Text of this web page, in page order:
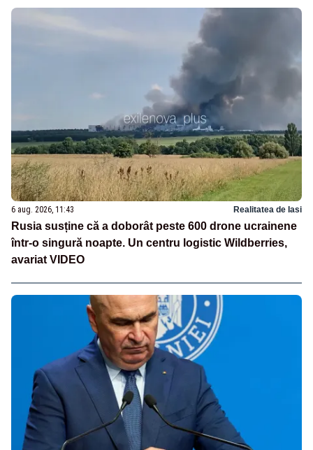
6 aug. 2026, 11:43 Realitatea de Iasi
Rusia susține că a doborât peste 600 drone ucrainene
într-o singură noapte. Un centru logistic Wildberries,
avariat VIDEO